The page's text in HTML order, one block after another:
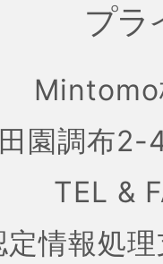
プラ
園調布
TEL &
情報処